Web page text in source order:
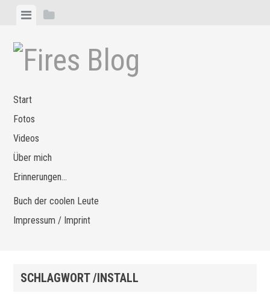
Zum
springen
MenüSeitenleiste
Start
Fotos
Videos
Über mich
Erinnerungen…
Buch der coolen Leute
Impressum / Imprint
SCHLAGWORT /INSTALL